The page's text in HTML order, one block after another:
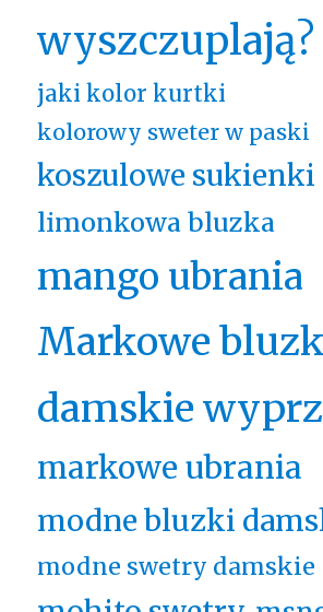
wyszczuplają?
jaki kolor kurtki
kolorowy sweter w paski
koszulowe sukienki
limonkowa bluzka
mango ubrania
Markowe
damskie
markowe ubrania
modne bluzki
modne swetry damskie